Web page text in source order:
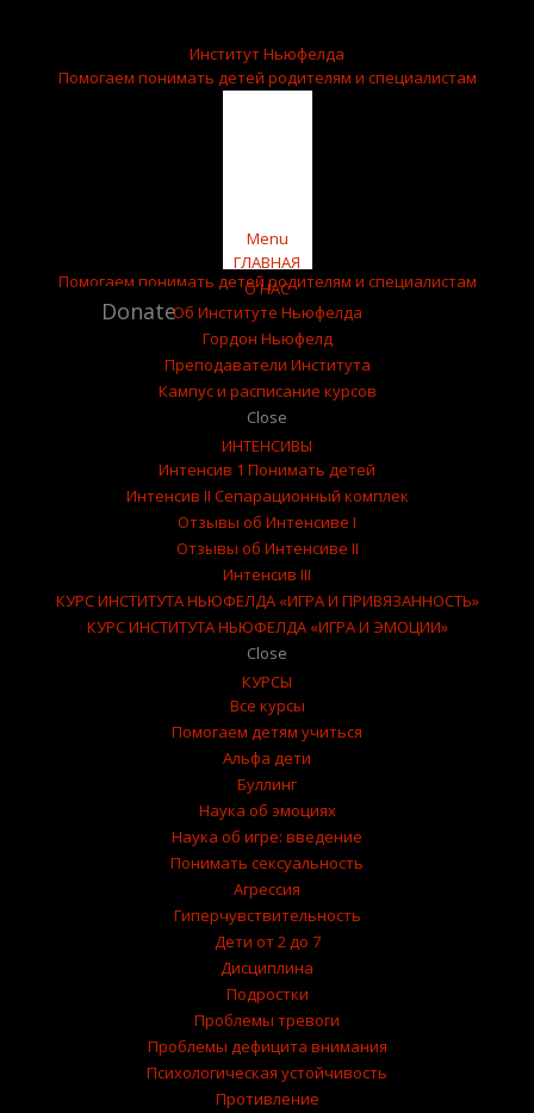
Институт Ньюфелда
Помогаем понимать детей родителям и специалистам
Помогаем понимать детейродителям и специалистам
Donate
Skip
to
content
Menu
ГЛАВНАЯ
О НАС
Об Институте Ньюфелда
Гордон Ньюфелд
Преподаватели Института
Кампус и расписание курсов
Close
ИНТЕНСИВЫ
Интенсив 1 Понимать детей
Интенсив II Сепарационный комплек
Отзывы об Интенсиве I
Отзывы об Интенсиве II
Интенсив III
КУРС ИНСТИТУТА НЬЮФЕЛДА «ИГРА И ПРИВЯЗАННОСТЬ»
КУРС ИНСТИТУТА НЬЮФЕЛДА «ИГРА И ЭМОЦИИ»
Close
КУРСЫ
Все курсы
Помогаем детям учиться
Альфа дети
Буллинг
Наука об эмоциях
Наука об игре: введение
Понимать сексуальность
Агрессия
Гиперчувствительность
Дети от 2 до 7
Дисциплина
Подростки
Проблемы тревоги
Проблемы дефицита внимания
Психологическая устойчивость
Противление